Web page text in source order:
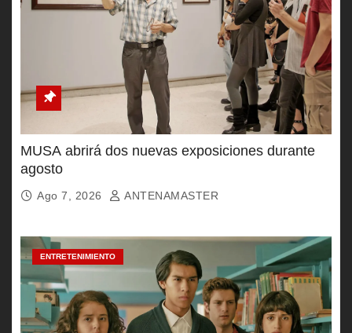
MUSA abrirá dos nuevas exposiciones durante
agosto
Ago 7, 2026 ANTENAMASTER
ENTRETENIMIENTO